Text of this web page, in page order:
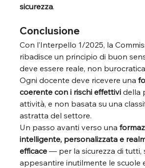
sicurezza.
Conclusione
Con l’Interpello 1/2025, la
ribadisce un principio di buon
deve essere reale, non
Ogni docente deve ricevere una
coerente con i rischi effettivi della
attività, e non basata su una
astratta del settore.
Un passo avanti verso una
intelligente, personalizzata e
efficace — per la sicurezza di tutti,
appesantire inutilmente le scuole